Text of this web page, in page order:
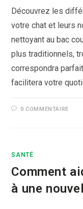
Découvrez les
votre chat et leurs
nettoyant au bac
plus traditionnels,
correspondra
facilitera votre
0 COMMENTAIRE
SANTÉ
Comment
à une